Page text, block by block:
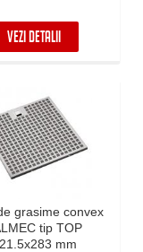
VEZI DETALII
grasime convex
tip TOP
mm